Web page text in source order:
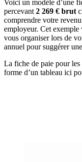
Voici un modèle d’une
percevant 2 269 € brut
comprendre votre
employeur. Cet exemple
vous organiser lors de
annuel pour suggérer
La fiche de paie pour les
forme d’un tableau ici